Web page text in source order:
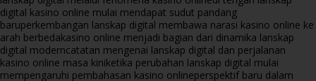
digital kasino online mulai mendapat sudut pandang
baruperkembangan lanskap digital membawa narasi kasino online ke
arah berbedakasino online menjadi bagian dari dinamika lanskap
digital moderncatatan mengenai lanskap digital dan perjalanan
kasino online masa kiniketika perubahan lanskap digital mulai
mempengaruhi pembahasan kasino onlineperspektif baru dalam